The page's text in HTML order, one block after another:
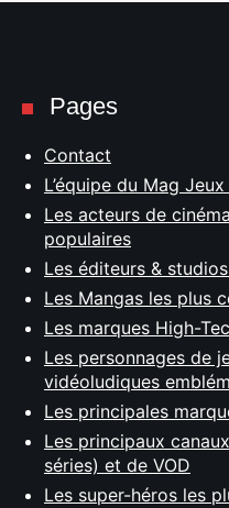
Pages
Contact
L’équipe du Mag
Les acteurs de
populaires
Les éditeurs &
Les Mangas les plus
Les marques High-
Les personnages de
vidéoludiques
Les principales
Les principaux
séries) et de VOD
Les super-héros les